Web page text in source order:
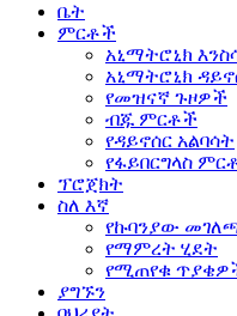
ቤት
ምርቶች
አኒማትሮኒክ
አኒማትሮኒክ
የመዝናኛ ጉዞዎች
ብጁ ምርቶች
የዳይኖሰር አልባሳት
የፋይበርግላስ
ፕሮጀክት
ስለ እኛ
የኩባንያው
የማምረት ሂደት
የሚጠየቁ
ያግኙን